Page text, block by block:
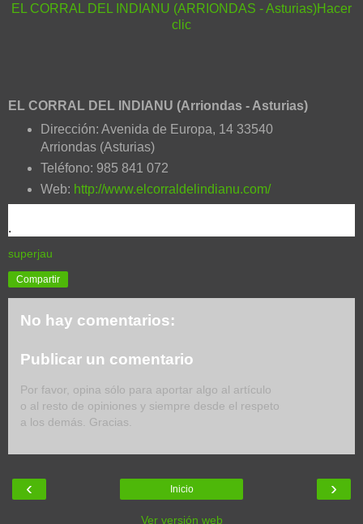
EL CORRAL DEL INDIANU (ARRIONDAS - Asturias)Hacer
clic
EL CORRAL DEL INDIANU (Arriondas - Asturias)
Dirección: Avenida de Europa, 14 33540
Arriondas (Asturias)
Teléfono: 985 841 072
Web: http://www.elcorraldelindianu.com/
.
superjau
Compartir
No hay comentarios:
Publicar un comentario
Por favor, opina sólo para aportar algo al artículo
o al resto de opiniones y siempre desde el respeto
a los demás. Gracias.
‹ ›
Inicio
Ver versión web